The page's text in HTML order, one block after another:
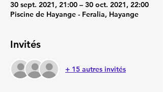
30 sept. 2021, 21:00 – 30 oct. 2021, 22:00
Piscine de Hayange - Feralia, Hayange
Invités
+ 15 autres invités